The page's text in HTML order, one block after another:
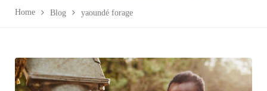
Home Blog yaoundé forage